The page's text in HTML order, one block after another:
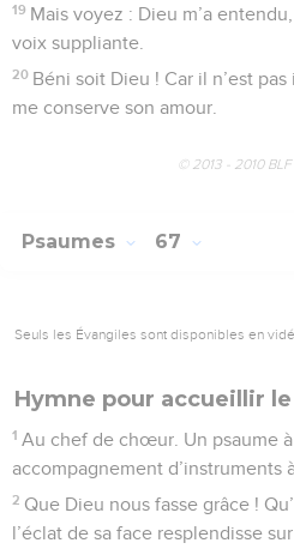
19 Mais voyez : Dieu m’a
voix suppliante.
20 Béni soit Dieu ! Car il n’est
me conserve son amour.
© 2013 - 2010
Psaumes 67
Seuls les Évangiles sont disponibles en
Hymne pour accueillir
1 Au chef de chœur. Un psaume
accompagnement d’instruments
2 Que Dieu nous fasse grâce !
l’éclat de sa face resplendisse